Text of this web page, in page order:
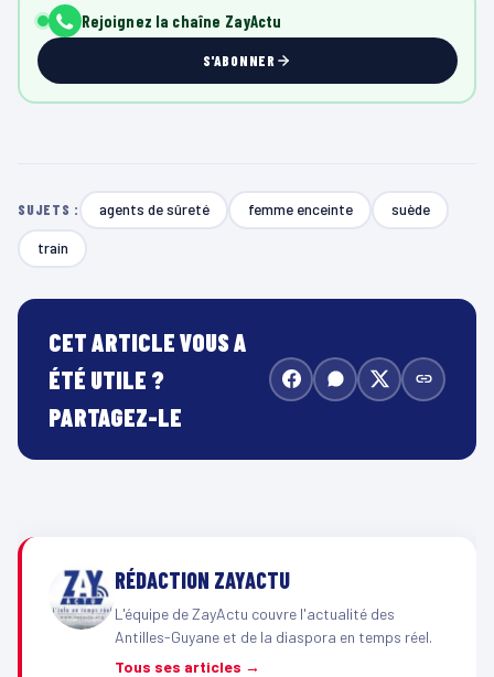
Rejoignez la chaîne ZayActu
S'ABONNER
SUJETS : agents de sûreté femme enceinte suède
train
CET ARTICLE VOUS A
ÉTÉ UTILE ?
PARTAGEZ-LE
RÉDACTION ZAYACTU
L'équipe de ZayActu couvre l'actualité des
Antilles-Guyane et de la diaspora en temps réel.
Tous ses articles →